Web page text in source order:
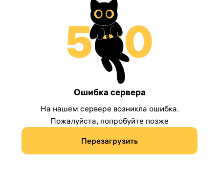
Ошибка сервера
На нашем сервере возникла ошибка.
Пожалуйста, попробуйте позже
Перезагрузить